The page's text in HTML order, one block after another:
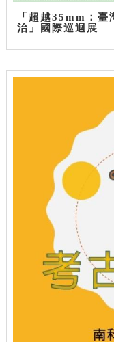
「超越35mm：
治」國際巡迴展